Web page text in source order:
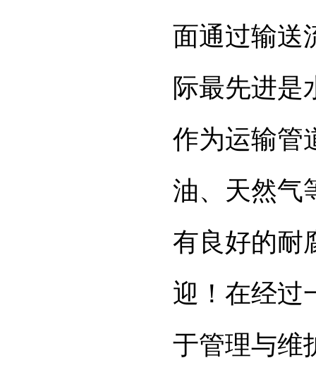
面通过输送
际最先进是
作为运输管
油、天然气
有良好的耐
迎！在经过
于管理与维